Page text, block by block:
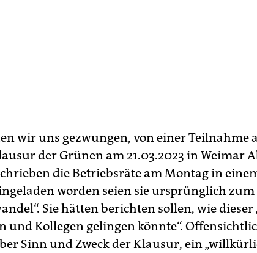
wir uns gezwungen, von einer Teilnahme
der Grünen am 21.03.2023 in Weimar
die Betriebsräte am Montag in
worden seien sie ursprünglich zum
Sie hätten berichten sollen, wie
und Kollegen gelingen könnte“.
Sinn und Zweck der Klausur, ein